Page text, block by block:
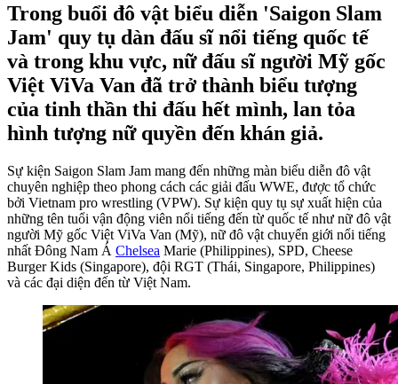
Trong buổi đô vật biểu diễn 'Saigon Slam
Jam' quy tụ dàn đấu sĩ nổi tiếng quốc tế
và trong khu vực, nữ đấu sĩ người Mỹ gốc
Việt ViVa Van đã trở thành biểu tượng
của tinh thần thi đấu hết mình, lan tỏa
hình tượng nữ quyền đến khán giả.
Sự kiện Saigon Slam Jam mang đến những màn biểu diễn đô vật
chuyên nghiệp theo phong cách các giải đấu WWE, được tổ chức
bởi Vietnam pro wrestling (VPW). Sự kiện quy tụ sự xuất hiện của
những tên tuổi vận động viên nổi tiếng đến từ quốc tế như nữ đô vật
người Mỹ gốc Việt ViVa Van (Mỹ), nữ đô vật chuyển giới nổi tiếng
nhất Đông Nam Á Chelsea Marie (Philippines), SPD, Cheese
Burger Kids (Singapore), đội RGT (Thái, Singapore, Philippines)
và các đại diện đến từ Việt Nam.